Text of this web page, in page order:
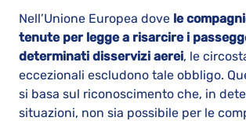
Nell’Unione Europea dove le
tenute per legge a risarcire i
determinati disservizi aerei, le
eccezionali escludono tale obbligo.
si basa sul riconoscimento che, in
situazioni, non sia possibile per le